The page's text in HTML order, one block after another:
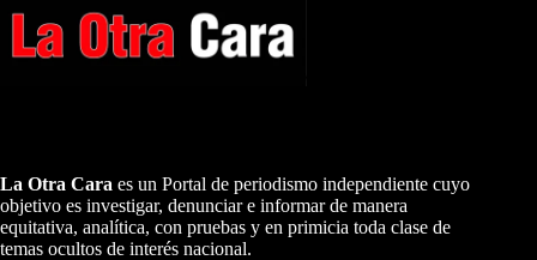
La Otra Cara es un Portal de periodismo independiente cuyo
objetivo es investigar, denunciar e informar de manera
equitativa, analítica, con pruebas y en primicia toda clase de
temas ocultos de interés nacional.